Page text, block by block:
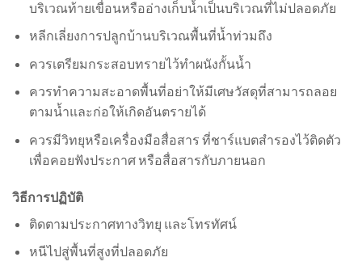
บริเวณท้ายเขื่อนหรืออ่างเก็บน้ำเป็นบริเวณที่ไม่ปลอดภัย
หลีกเลี่ยงการปลูกบ้านบริเวณพื้นที่น้ำท่วมถึง
ควรเตรียมกระสอบทรายไว้ทำผนังกั้นน้ำ
ควรทำความสะอาดพื้นที่อย่าให้มีเศษวัสดุที่สามารถลอย
ตามน้ำและก่อให้เกิดอันตรายได้
ควรมีวิทยุหรือเครื่องมือสื่อสาร ที่ชาร์แบตสำรองไว้ติดตัว
เพื่อคอยฟังประกาศ หรือสื่อสารกับภายนอก
วิธีการปฏิบัติ
ติดตามประกาศทางวิทยุ และโทรทัศน์
หนีไปสู่พื้นที่สูงที่ปลอดภัย